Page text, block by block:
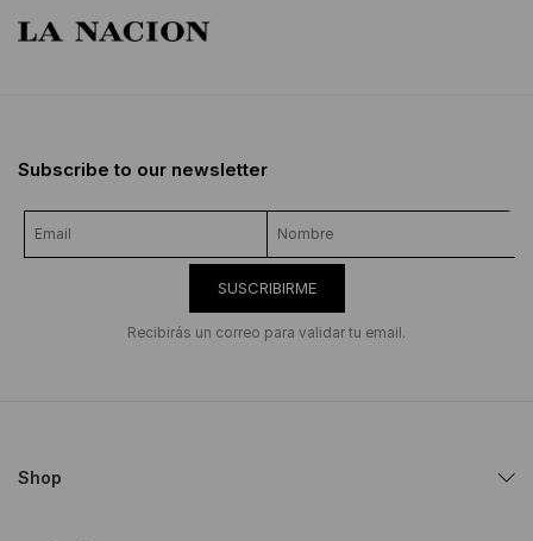
Subscribe to our newsletter
SUSCRIBIRME
Recibirás un correo para validar tu email.
Shop